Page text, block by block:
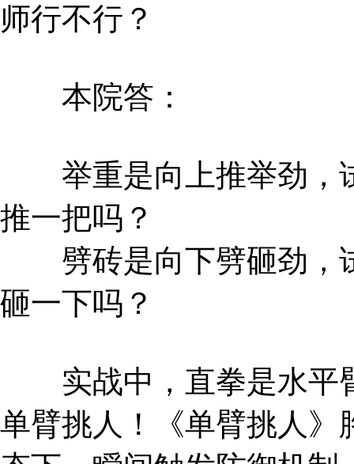
师行不行？
本院答：
举重是向上推举劲，
推一把吗？
劈砖是向下劈砸劲，
砸一下吗？
实战中，直拳是水平
单臂挑人！《单臂挑人》